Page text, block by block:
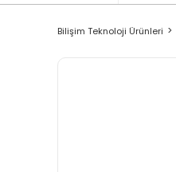
Bilişim Teknoloji Ürünleri